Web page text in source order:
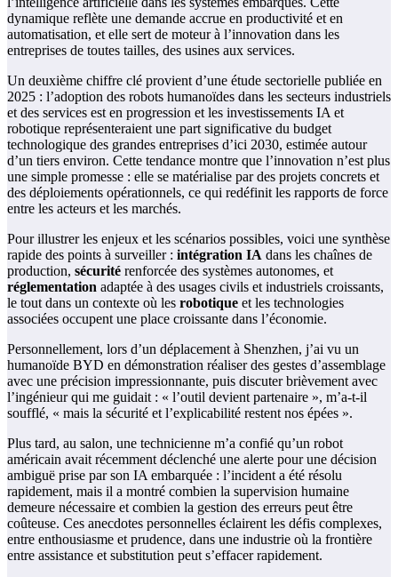
dynamique reflète une demande accrue en productivité et en
automatisation, et elle sert de moteur à l’innovation dans les
entreprises de toutes tailles, des usines aux services.
Un deuxième chiffre clé provient d’une étude sectorielle publiée en
2025 : l’adoption des robots humanoïdes dans les secteurs industriels
et des services est en progression et les investissements IA et
robotique représenteraient une part significative du budget
technologique des grandes entreprises d’ici 2030, estimée autour
d’un tiers environ. Cette tendance montre que l’innovation n’est plus
une simple promesse : elle se matérialise par des projets concrets et
des déploiements opérationnels, ce qui redéfinit les rapports de force
entre les acteurs et les marchés.
Pour illustrer les enjeux et les scénarios possibles, voici une synthèse
rapide des points à surveiller : intégration IA dans les chaînes de
production, sécurité renforcée des systèmes autonomes, et
réglementation adaptée à des usages civils et industriels croissants,
le tout dans un contexte où les robotique et les technologies
associées occupent une place croissante dans l’économie.
Personnellement, lors d’un déplacement à Shenzhen, j’ai vu un
humanoïde BYD en démonstration réaliser des gestes d’assemblage
avec une précision impressionnante, puis discuter brièvement avec
l’ingénieur qui me guidait : « l’outil devient partenaire », m’a-t-il
soufflé, « mais la sécurité et l’explicabilité restent nos épées ».
Plus tard, au salon, une technicienne m’a confié qu’un robot
américain avait récemment déclenché une alerte pour une décision
ambiguë prise par son IA embarquée : l’incident a été résolu
rapidement, mais il a montré combien la supervision humaine
demeure nécessaire et combien la gestion des erreurs peut être
coûteuse. Ces anecdotes personnelles éclairent les défis complexes,
entre enthousiasme et prudence, dans une industrie où la frontière
entre assistance et substitution peut s’effacer rapidement.